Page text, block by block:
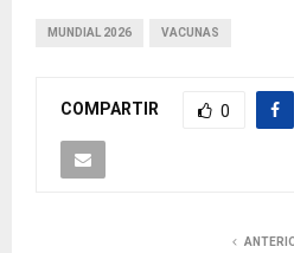
MUNDIAL 2026 VACUNAS
COMPARTIR 0